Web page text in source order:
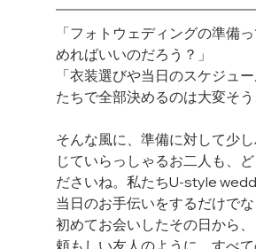
「フォトウェディングの準備
めればいいのだろう？」
「衣装選びや当日のスケジュ
たちで全部決めるのは大変そ
そんな風に、準備に対して少
じていらっしゃるお二人も、
ださいね。私たちU-style
当日のお手伝いをするだけで
初めてお会いしたその日から